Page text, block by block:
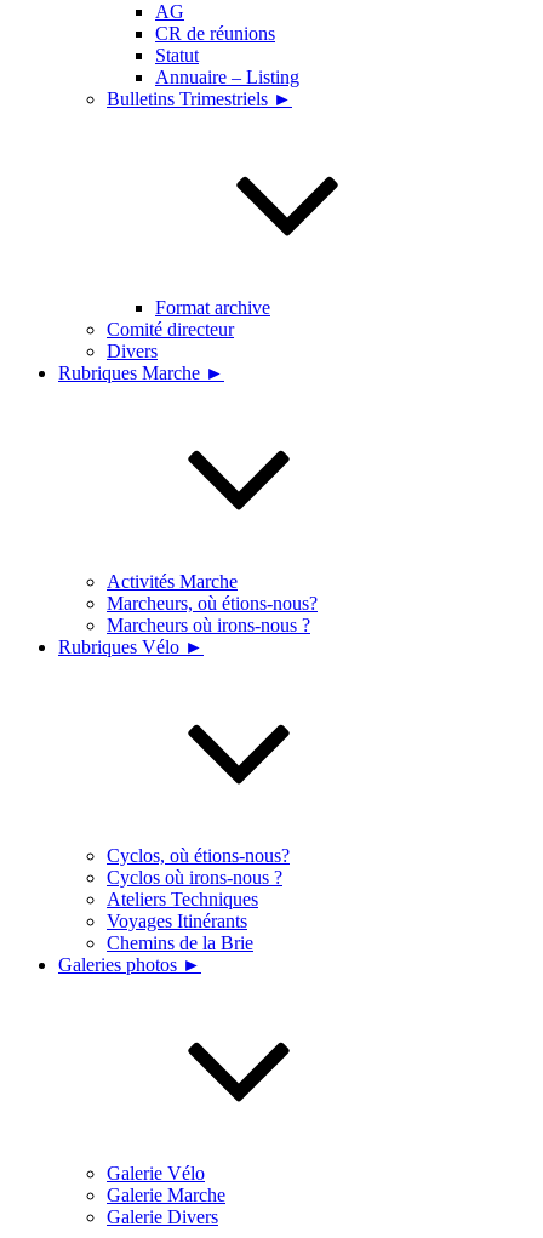
AG
CR de réunions
Statut
Annuaire – Listing
Bulletins Trimestriels ►
Format archive
Comité directeur
Divers
Rubriques Marche ►
Activités Marche
Marcheurs, où étions-nous?
Marcheurs où irons-nous ?
Rubriques Vélo ►
Cyclos, où étions-nous?
Cyclos où irons-nous ?
Ateliers Techniques
Voyages Itinérants
Chemins de la Brie
Galeries photos ►
Galerie Vélo
Galerie Marche
Galerie Divers